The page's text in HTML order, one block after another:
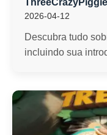
2026-04-12
Descubra tudo
incluindo sua